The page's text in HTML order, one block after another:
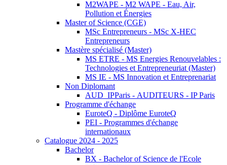
M2WAPE - M2 WAPE - Eau, Air,
Pollution et Énergies
Master of Science (CGE)
MSc Entrepreneurs - MSc X-HEC
Entrepreneurs
Mastère spécialisé (Master)
MS ETRE - MS Energies Renouvelables :
Technologies et Entrepreneuriat (Master)
MS IE - MS Innovation et Entreprenariat
Non Diplomant
AUD_IPParis - AUDITEURS - IP Paris
Programme d'échange
EuroteQ - Diplôme EuroteQ
PEI - Programmes d'échange
internationaux
Catalogue 2024 - 2025
Bachelor
BX - Bachelor of Science de l'Ecole